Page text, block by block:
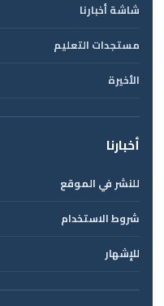
شاشة أخبارنا
مستجدات التعليم
الأخيرة
أخبارنا
للنشر في الموقع
شروط الاستخدام
للإشهار